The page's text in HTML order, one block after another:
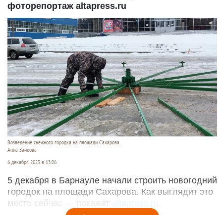
фоторепортаж altapress.ru
Возведение снежного городка на площади Сахарова.
Анна Зайкова
6 декабря 2023 в 13:26
5 декабря в Барнауле начали строить новогодний
городок на площади Сахарова. Как выглядит это
место сейчас — покажет
altapress.ru